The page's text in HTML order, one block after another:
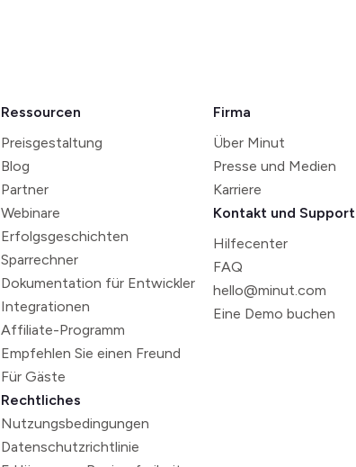
Ressourcen
Preisgestaltung
Blog
Partner
Webinare
Erfolgsgeschichten
Sparrechner
Dokumentation für Entwickler
Integrationen
Affiliate-Programm
Empfehlen Sie einen Freund
Für Gäste
Rechtliches
Nutzungsbedingungen
Datenschutzrichtlinie
Firma
Über Minut
Presse und Medien
Karriere
Kontakt und Support
Hilfecenter
FAQ
hello@minut.com
Eine Demo buchen